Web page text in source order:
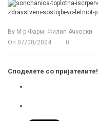
By М-р Фарм. Филип Ачкоски
On 07/08/2024 0
Споделете со пријателите!